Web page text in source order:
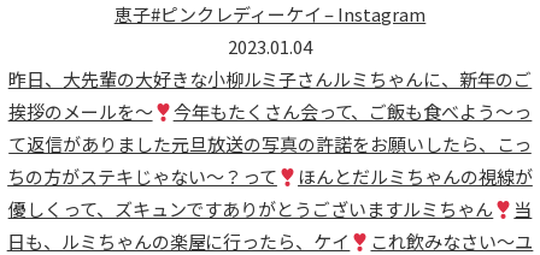
恵子#ピンクレディーケイ – Instagram
2023.01.04
昨日、大先輩の大好きな小柳ルミ子さんルミちゃんに、新年のご
挨拶のメールを〜
今年もたくさん会って、ご飯も食べよう〜っ
て返信がありました元旦放送の写真の許諾をお願いしたら、こっ
ちの方がステキじゃない〜？って
ほんとだルミちゃんの視線が
優しくって、ズキュンですありがとうございますルミちゃん
当
日も、ルミちゃんの楽屋に行ったら、ケイ
これ飲みなさい〜ユ